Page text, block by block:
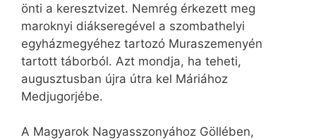
önti a keresztvizet. Nemrég érkezett meg
maroknyi diákseregével a szombathelyi
egyházmegyéhez tartozó Muraszemenyén
tartott táborból. Azt mondja, ha teheti,
augusztusban újra útra kel Máriához
Medjugorjébe.
A Magyarok Nagyasszonyához Göllében,